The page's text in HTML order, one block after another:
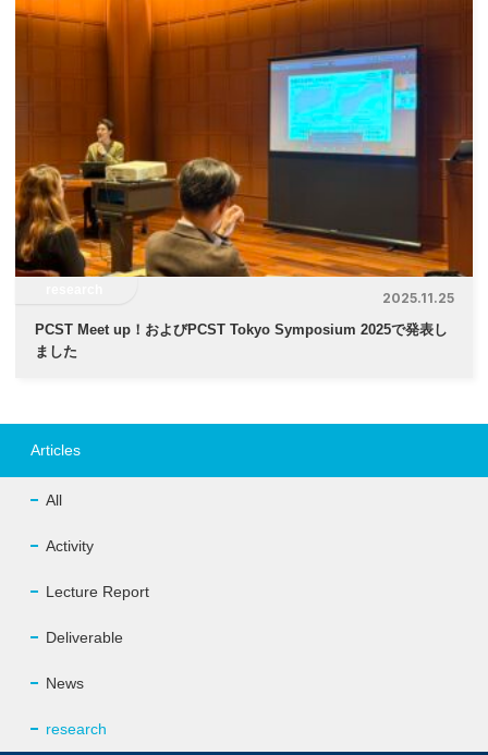
2025.11.25
PCST Meet up！およびPCST Tokyo Symposium 2025で発表し
ました
Articles
All
Activity
Lecture Report
Deliverable
News
research